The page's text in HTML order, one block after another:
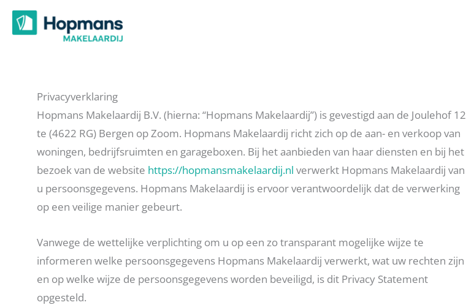
naar
Privacyverklaring
Hopmans Makelaardij B.V. (hierna: “Hopmans Makelaardij”) is gevestigd aan de Joulehof 12
te (4622 RG) Bergen op Zoom. Hopmans Makelaardij richt zich op de aan- en verkoop van
woningen, bedrijfsruimten en garageboxen. Bij het aanbieden van haar diensten en bij het
bezoek van de website https://hopmansmakelaardij.nl verwerkt Hopmans Makelaardij van
u persoonsgegevens. Hopmans Makelaardij is ervoor verantwoordelijk dat de verwerking
op een veilige manier gebeurt.
Vanwege de wettelijke verplichting om u op een zo transparant mogelijke wijze te
informeren welke persoonsgegevens Hopmans Makelaardij verwerkt, wat uw rechten zijn
en op welke wijze de persoonsgegevens worden beveiligd, is dit Privacy Statement
opgesteld.